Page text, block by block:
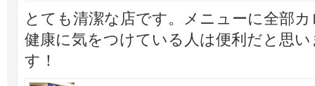
とても清潔な店です。メニューに全部
健康に気をつけている人は便利だと思
す！